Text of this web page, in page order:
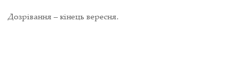
Дозрівання – кінець вересня.